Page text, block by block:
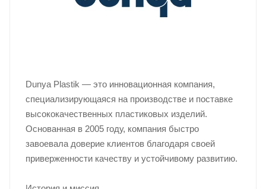
Dunya Plastik — это инновационная компания,
специализирующаяся на производстве и поставке
высококачественных пластиковых изделий.
Основанная в 2005 году, компания быстро
завоевала доверие клиентов благодаря своей
приверженности качеству и устойчивому развитию.